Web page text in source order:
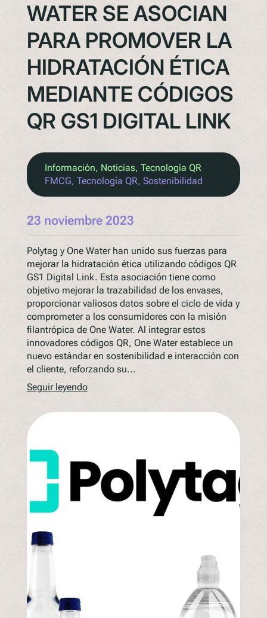
WATER SE ASOCIAN
PARA PROMOVER LA
HIDRATACIÓN ÉTICA
MEDIANTE CÓDIGOS
QR GS1 DIGITAL LINK
Información, Noticias, Tecnología QR
FMCG, Tecnología QR, Sostenibilidad
23 noviembre 2023
Polytag y One Water han unido sus fuerzas para
mejorar la hidratación ética utilizando códigos QR
GS1 Digital Link. Esta asociación tiene como
objetivo mejorar la trazabilidad de los envases,
proporcionar valiosos datos sobre el ciclo de vida y
comprometer a los consumidores con la misión
filantrópica de One Water. Al integrar estos
innovadores códigos QR, One Water establece un
nuevo estándar en sostenibilidad e interacción con
el cliente, reforzando su...
Seguir leyendo